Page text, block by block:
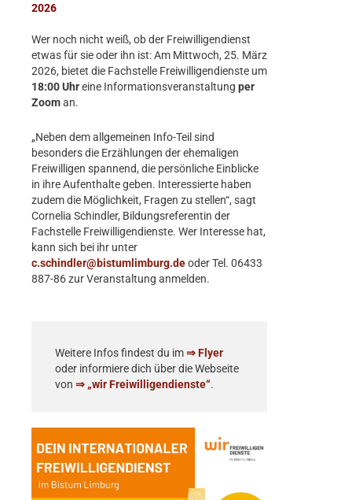
2026
Wer noch nicht weiß, ob der Freiwilligendienst
etwas für sie oder ihn ist: Am Mittwoch, 25. März
2026, bietet die Fachstelle Freiwilligendienste um
18:00 Uhreine Informationsveranstaltung per
Zooman.
„Neben dem allgemeinen Info-Teil sind
besonders die Erzählungen der ehemaligen
Freiwilligen spannend, die persönliche Einblicke
in ihre Aufenthalte geben. Interessierte haben
zudem die Möglichkeit, Fragen zu stellen“, sagt
Cornelia Schindler, Bildungsreferentin der
Fachstelle Freiwilligendienste. Wer Interesse hat,
kann sich bei ihr unter
c.schindler@bistumlimburg.deoder Tel. 06433
887-86 zur Veranstaltung anmelden.
Weitere Infos findest du im⇒ Flyer
oder informiere dich über die Webseite
von ⇒ „wir Freiwilligendienste“.